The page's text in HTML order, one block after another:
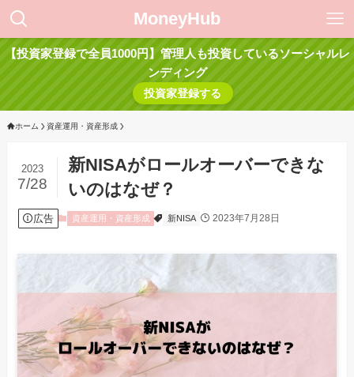
MoneyHub
【投資家登録で全員1000円】管理人も投資しているソーシャルレ
ンディング
投資家登録する
ホーム 資産運用・資産形成
新NISAがロールオーバーできな
いのはなぜ？
2023
7/28
広告 資産運用・資産形成 新NISA 2023年7月28日